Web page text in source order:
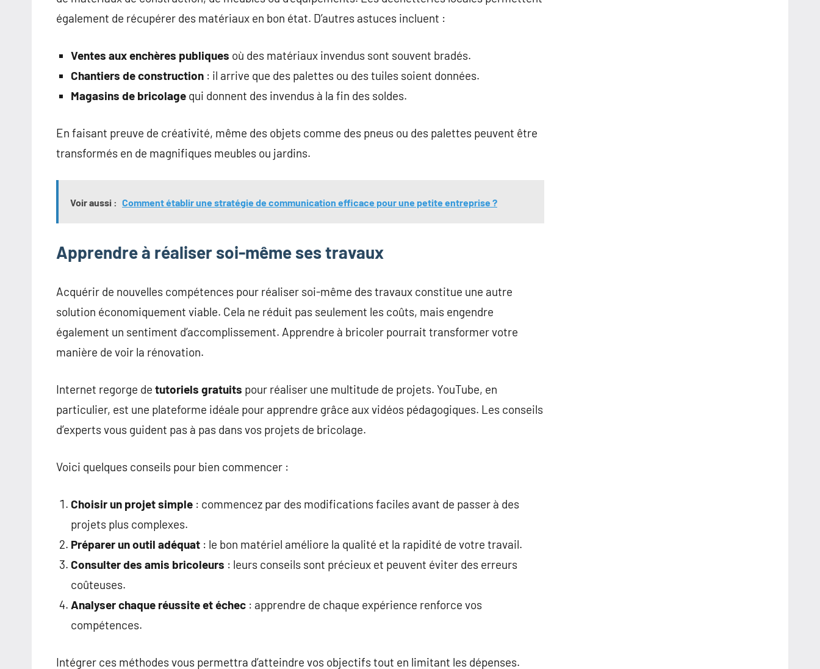
également de récupérer des matériaux en bon état. D’autres astuces incluent :
Ventes aux enchères publiques où des matériaux invendus sont souvent bradés.
Chantiers de construction : il arrive que des palettes ou des tuiles soient données.
Magasins de bricolage qui donnent des invendus à la fin des soldes.
En faisant preuve de créativité, même des objets comme des pneus ou des palettes peuvent être
transformés en de magnifiques meubles ou jardins.
Voir aussi : Comment établir une stratégie de communication efficace pour une petite entreprise ?
Apprendre à réaliser soi-même ses travaux
Acquérir de nouvelles compétences pour réaliser soi-même des travaux constitue une autre
solution économiquement viable. Cela ne réduit pas seulement les coûts, mais engendre
également un sentiment d’accomplissement. Apprendre à bricoler pourrait transformer votre
manière de voir la rénovation.
Internet regorge de tutoriels gratuits pour réaliser une multitude de projets. YouTube, en
particulier, est une plateforme idéale pour apprendre grâce aux vidéos pédagogiques. Les conseils
d’experts vous guident pas à pas dans vos projets de bricolage.
Voici quelques conseils pour bien commencer :
Choisir un projet simple : commencez par des modifications faciles avant de passer à des
projets plus complexes.
Préparer un outil adéquat : le bon matériel améliore la qualité et la rapidité de votre travail.
Consulter des amis bricoleurs : leurs conseils sont précieux et peuvent éviter des erreurs
coûteuses.
Analyser chaque réussite et échec : apprendre de chaque expérience renforce vos
compétences.
Intégrer ces méthodes vous permettra d’atteindre vos objectifs tout en limitant les dépenses.